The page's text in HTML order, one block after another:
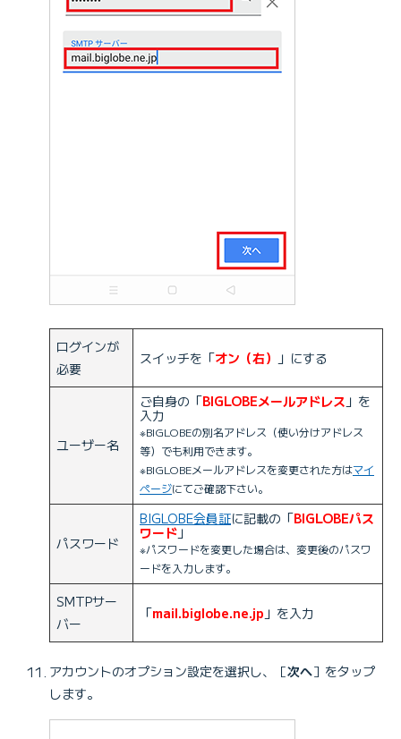
ログインが
必要
スイッチを「オン（右） 」にする
ユーザー名
ご自身の「BIGLOBEメールアドレス 」を
入力
※BIGLOBEの別名アドレス（使い分けアドレス
等）でも利用できます。
※BIGLOBEメールアドレスを変更された方はマイ
ページにてご確認下さい。
パスワード
BIGLOBE会員証に記載の「BIGLOBEパス
ワード 」
※パスワードを変更した場合は、変更後のパスワ
ードを入力します。
SMTPサー
バー
「mail.biglobe.ne.jp 」を入力
アカウントのオプション設定を選択し、［次へ］をタップ
します。